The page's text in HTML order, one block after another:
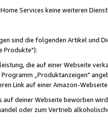
Services keine weiteren
sind die folgenden Artikel und
Produkte"):
die auf einer Webseite
„Produktanzeigen"
Link auf einer Amazon-
auf deiner Webseite beworben
oder zum Vertrieb